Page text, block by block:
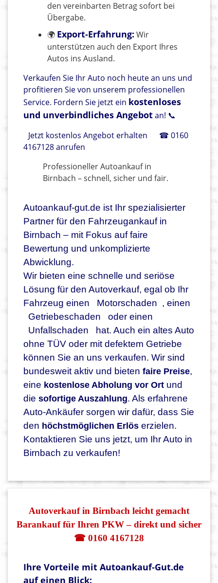
den vereinbarten Betrag sofort bei
Übergabe.
🌍 Export-Erfahrung: Wir
unterstützen auch den Export Ihres
Autos ins Ausland.
Verkaufen Sie Ihr Auto noch heute an uns und
profitieren Sie von unserem professionellen
Service. Fordern Sie jetzt ein kostenloses
und unverbindliches Angebotan! 📞
Jetzt kostenlos Angebot erhalten
☎ 0160
4167128 anrufen
Professioneller Autoankauf in
Birnbach – schnell, sicher und fair.
Autoankauf-gut.de ist Ihr spezialisierter
Partner für den Fahrzeugankauf in
Birnbach – mit Fokus auf faire
Bewertung und unkomplizierte
Abwicklung.
Wir bieten eine schnelle und seriöse
Lösung für den Autoverkauf, egal ob Ihr
Fahrzeug einen
Motorschaden , einen
Getriebeschaden
oder einen
Unfallschaden
hat. Auch ein altes Auto
ohne TÜV oder mit defektem Getriebe
können Sie an uns verkaufen. Wir sind
bundesweit aktiv und bieten faire Preise,
eine kostenlose Abholung vor Ort und
die sofortige Auszahlung. Als erfahrene
Auto-Ankäufer sorgen wir dafür, dass Sie
den höchstmöglichen Erlös erzielen.
Kontaktieren Sie uns jetzt, um Ihr Auto in
Birnbach zu verkaufen!
Autoverkauf in Birnbach leicht gemacht
Barankauf für Ihren PKW – direkt und sicher
☎ 0160 4167128
Ihre Vorteile mit Autoankauf-Gut.de
auf einen Blick: